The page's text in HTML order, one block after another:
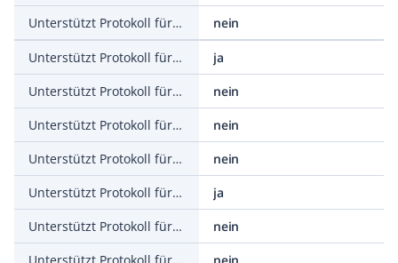
Unterstützt Protokoll für LON
nein
Unterstützt Protokoll für PROFINET IO
ja
Unterstützt Protokoll für PROFINET CBA
nein
Unterstützt Protokoll für SERCOS
nein
Unterstützt Protokoll für Foundation Fieldbus
nein
Unterstützt Protokoll für EtherNet/IP
ja
Unterstützt Protokoll für AS-Interface Safety at Work
nein